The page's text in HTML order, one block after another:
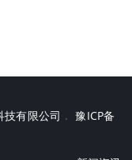
技有限公司 . 豫ICP备